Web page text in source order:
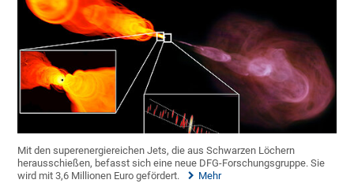
Mit den superenergiereichen Jets, die aus Schwarzen Löchern
herausschießen, befasst sich eine neue DFG-Forschungsgruppe. Sie
wird mit 3,6 Millionen Euro gefördert.
Mehr